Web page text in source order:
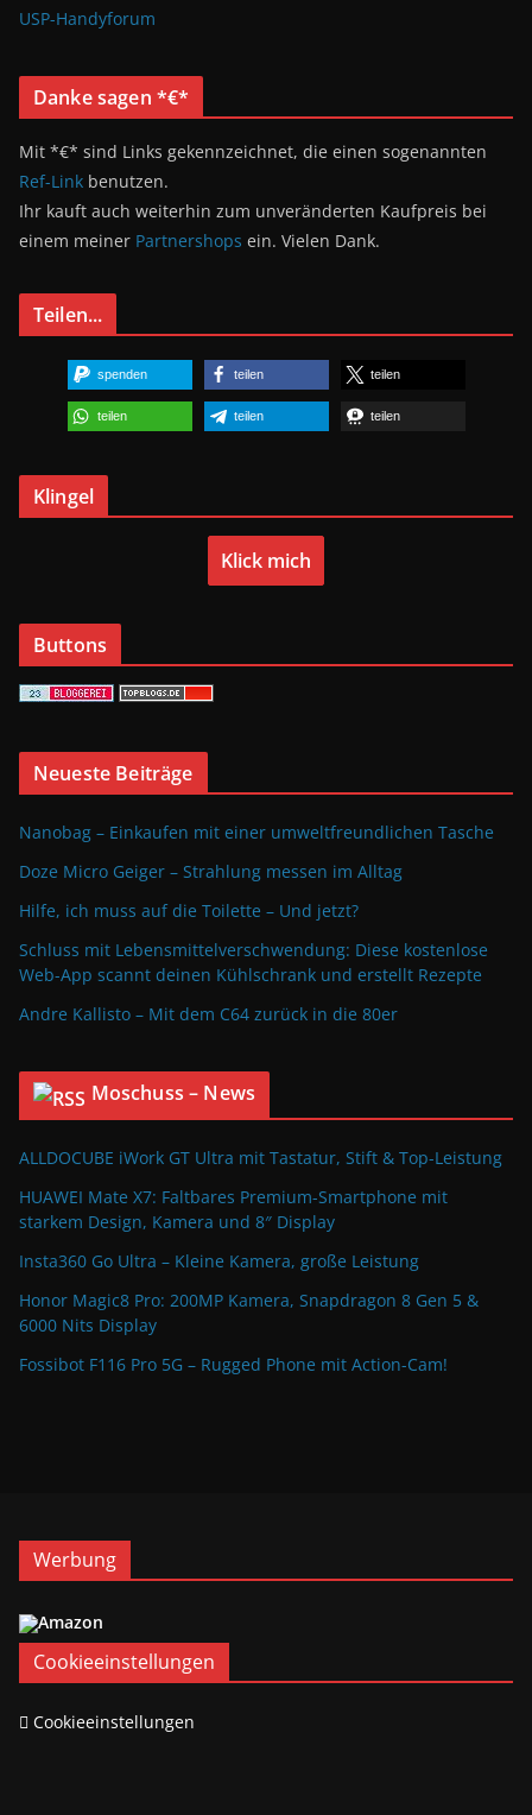
USP-Handyforum
Danke sagen *€*
Mit *€* sind Links gekennzeichnet, die einen sogenannten
Ref-Link benutzen.
Ihr kauft auch weiterhin zum unveränderten Kaufpreis bei
einem meiner Partnershops ein. Vielen Dank.
Teilen...
spenden teilen teilen
teilen teilen teilen
Klingel
Klick mich
Buttons
Neueste Beiträge
Nanobag – Einkaufen mit einer umweltfreundlichen Tasche
Doze Micro Geiger – Strahlung messen im Alltag
Hilfe, ich muss auf die Toilette – Und jetzt?
Schluss mit Lebensmittelverschwendung: Diese kostenlose
Web-App scannt deinen Kühlschrank und erstellt Rezepte
Andre Kallisto – Mit dem C64 zurück in die 80er
Moschuss – News
ALLDOCUBE iWork GT Ultra mit Tastatur, Stift & Top-Leistung
HUAWEI Mate X7: Faltbares Premium-Smartphone mit
starkem Design, Kamera und 8″ Display
Insta360 Go Ultra – Kleine Kamera, große Leistung
Honor Magic8 Pro: 200MP Kamera, Snapdragon 8 Gen 5 &
6000 Nits Display
Fossibot F116 Pro 5G – Rugged Phone mit Action-Cam!
Werbung
Cookieeinstellungen
Cookieeinstellungen